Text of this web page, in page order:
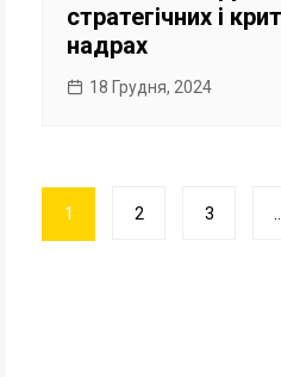
стратегічних і
надрах
18 Грудня, 2024
Пагінація
записів
1 2 3